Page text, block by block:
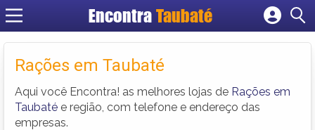
EncontraTaubaté
Cadastrar empresa
Criar conta
Rações em Taubaté
Aqui você Encontra! as melhores lojas de Rações em
Taubaté e região, com telefone e endereço das
empresas.